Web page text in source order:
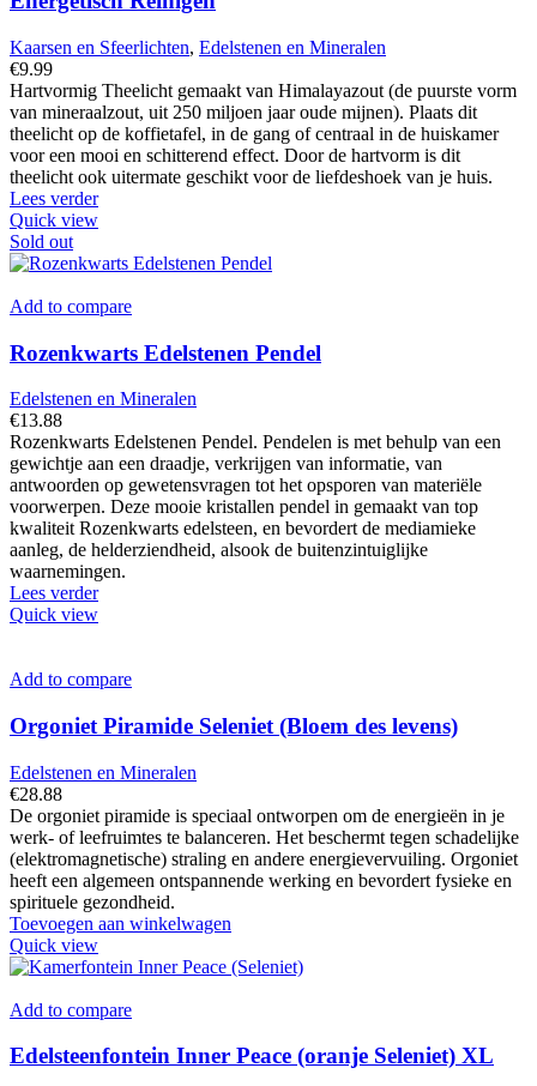
Kaarsen en Sfeerlichten, Edelstenen en Mineralen
€9.99
Hartvormig Theelicht gemaakt van Himalayazout (de puurste vorm
van mineraalzout, uit 250 miljoen jaar oude mijnen). Plaats dit
theelicht op de koffietafel, in de gang of centraal in de huiskamer
voor een mooi en schitterend effect. Door de hartvorm is dit
theelicht ook uitermate geschikt voor de liefdeshoek van je huis.
Lees verder
Quick view
Sold out
Add to compare
Rozenkwarts Edelstenen Pendel
Edelstenen en Mineralen
€13.88
Rozenkwarts Edelstenen Pendel. Pendelen is met behulp van een
gewichtje aan een draadje, verkrijgen van informatie, van
antwoorden op gewetensvragen tot het opsporen van materiële
voorwerpen. Deze mooie kristallen pendel in gemaakt van top
kwaliteit Rozenkwarts edelsteen, en bevordert de mediamieke
aanleg, de helderziendheid, alsook de buitenzintuiglijke
waarnemingen.
Lees verder
Quick view
Add to compare
Orgoniet Piramide Seleniet (Bloem des levens)
Edelstenen en Mineralen
€28.88
De orgoniet piramide is speciaal ontworpen om de energieën in je
werk- of leefruimtes te balanceren. Het beschermt tegen schadelijke
(elektromagnetische) straling en andere energievervuiling. Orgoniet
heeft een algemeen ontspannende werking en bevordert fysieke en
spirituele gezondheid.
Toevoegen aan winkelwagen
Quick view
Add to compare
Edelsteenfontein Inner Peace (oranje Seleniet) XL